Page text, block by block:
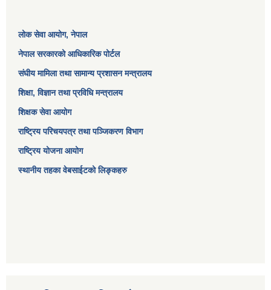
लोक सेवा आयोग, नेपाल
नेपाल सरकारको आधिकारिक पोर्टल
संघीय मामिला तथा सामान्य प्रशासन मन्त्रालय
शिक्षा, विज्ञान तथा प्रविधि मन्त्रालय
शिक्षक सेवा आयोग
राष्ट्रिय परिचयपत्र तथा पञ्जिकरण विभाग
राष्ट्रिय योजना आयोग
स्थानीय तहका वेबसाईटको लिङ्कहरु